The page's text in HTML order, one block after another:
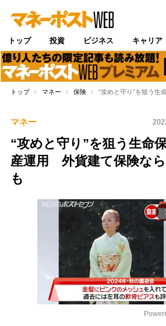
トップ 投資 ビジネス キャリア
トップ マネー 保険 “攻めと守り”を狙う
マネー
“攻めと守り”を狙う生命
産運用 外貨建て保険な
も